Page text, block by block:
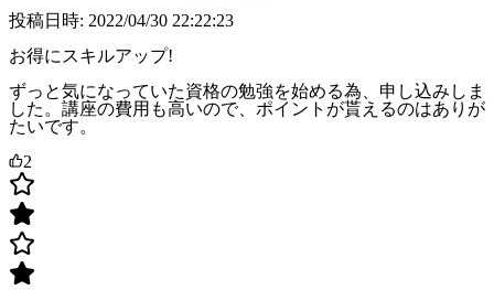
投稿日時: 2022/04/30 22:22:23
お得にスキルアップ!
ずっと気になっていた資格の勉強を始める為、申し込みしま
した。講座の費用も高いので、ポイントが貰えるのはありが
たいです。
2